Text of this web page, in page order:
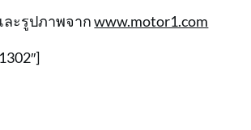
ะรูปภาพจากwww.motor1.com